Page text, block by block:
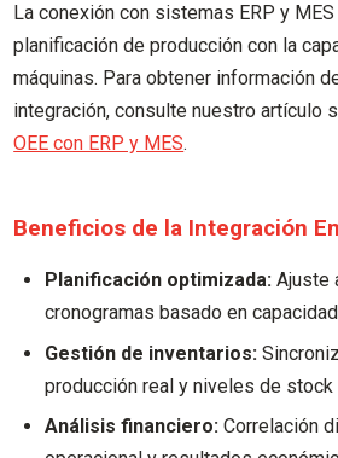
La conexión con sistemas ERP y
planificación de producción con la
máquinas. Para obtener información
integración, consulte nuestro artículo
OEE con ERP y MES.
Beneficios de la Integración
Planificación optimizada: Ajuste
cronogramas basado en capacidad
Gestión de inventarios:
producción real y niveles de stock
Análisis financiero: Correlación